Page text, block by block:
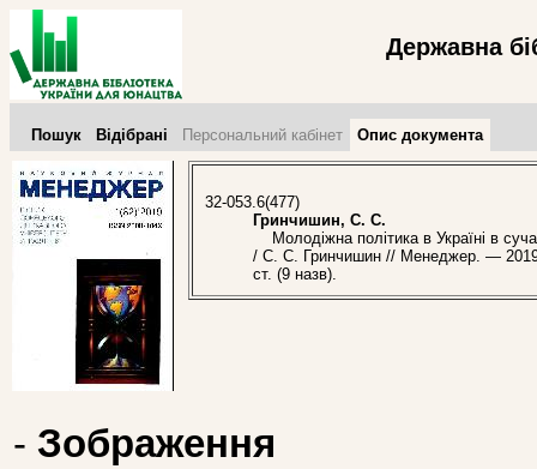
Державна
Пошук Відібрані Персональний кабінет Опис документа
32-053.6(477)
Гринчишин, С. С.
Молодіжна політика в Україні в
/ С. С. Гринчишин // Менеджер. —
ст. (9 назв).
- Зображення